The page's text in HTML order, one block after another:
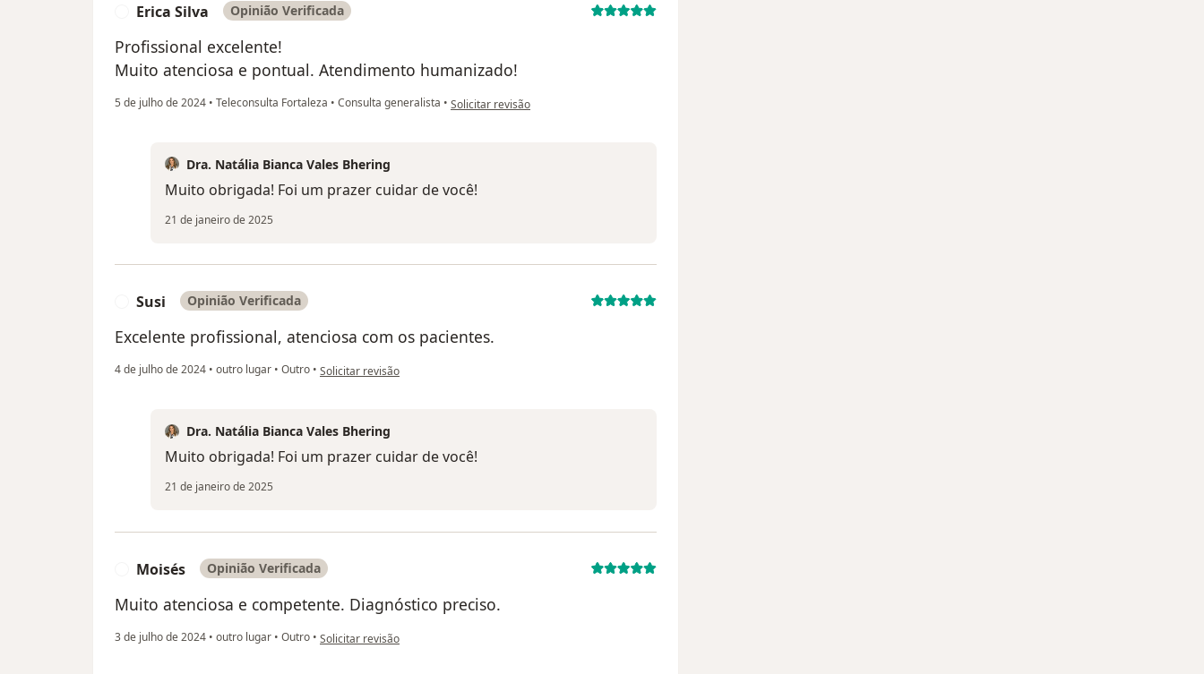
Erica Silva Opinião Verificada
Profissional excelente!
Muito atenciosa e pontual. Atendimento humanizado!
5 de julho de 2024 • Teleconsulta Fortaleza • Consulta generalista • na opinião do utilizador Erica Silva
Solicitar revisão
Dra. Natália Bianca Vales Bhering
Muito obrigada! Foi um prazer cuidar de você!
21 de janeiro de 2025
Susi Opinião Verificada
Excelente profissional, atenciosa com os pacientes.
4 de julho de 2024 • outro lugar • Outro • na opinião do utilizador Susi
Solicitar revisão
Dra. Natália Bianca Vales Bhering
Muito obrigada! Foi um prazer cuidar de você!
21 de janeiro de 2025
Moisés Opinião Verificada
Muito atenciosa e competente. Diagnóstico preciso.
3 de julho de 2024 • outro lugar • Outro • na opinião do utilizador Moisés
Solicitar revisão